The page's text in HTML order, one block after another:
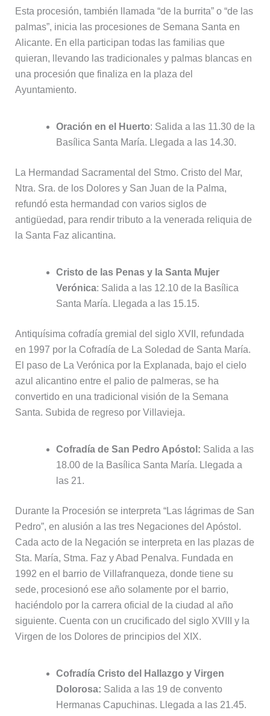
Esta procesión, también llamada “de la burrita” o “de las
palmas”, inicia las procesiones de Semana Santa en
Alicante. En ella participan todas las familias que
quieran, llevando las tradicionales y palmas blancas en
una procesión que finaliza en la plaza del
Ayuntamiento.
Oración en el Huerto: Salida a las 11.30 de la
Basílica Santa María. Llegada a las 14.30.
La Hermandad Sacramental del Stmo. Cristo del Mar,
Ntra. Sra. de los Dolores y San Juan de la Palma,
refundó esta hermandad con varios siglos de
antigüedad, para rendir tributo a la venerada reliquia de
la Santa Faz alicantina.
Cristo de las Penas y la Santa Mujer
Verónica: Salida a las 12.10 de la Basílica
Santa María. Llegada a las 15.15.
Antiquísima cofradía gremial del siglo XVII, refundada
en 1997 por la Cofradía de La Soledad de Santa María.
El paso de La Verónica por la Explanada, bajo el cielo
azul alicantino entre el palio de palmeras, se ha
convertido en una tradicional visión de la Semana
Santa. Subida de regreso por Villavieja.
Cofradía de San Pedro Apóstol: Salida a las
18.00 de la Basílica Santa María. Llegada a
las 21.
Durante la Procesión se interpreta “Las lágrimas de San
Pedro”, en alusión a las tres Negaciones del Apóstol.
Cada acto de la Negación se interpreta en las plazas de
Sta. María, Stma. Faz y Abad Penalva. Fundada en
1992 en el barrio de Villafranqueza, donde tiene su
sede, procesionó ese año solamente por el barrio,
haciéndolo por la carrera oficial de la ciudad al año
siguiente. Cuenta con un crucificado del siglo XVIII y la
Virgen de los Dolores de principios del XIX.
Cofradía Cristo del Hallazgo y Virgen
Dolorosa: Salida a las 19 de convento
Hermanas Capuchinas. Llegada a las 21.45.